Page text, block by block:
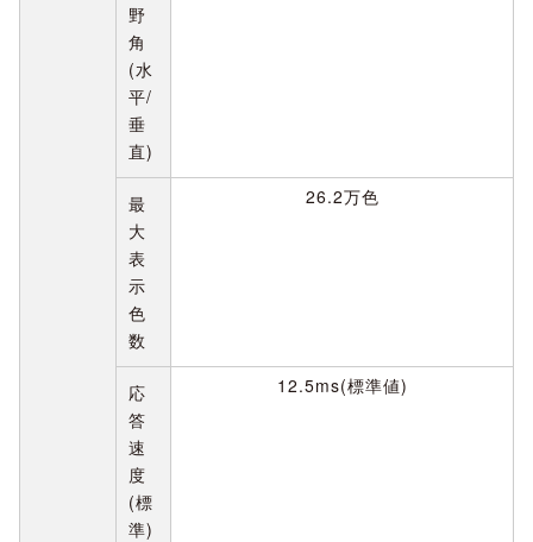
野
角
(水
平/
垂
直)
最
大
表
示
色
数
26.2万色
応
答
速
度
(標
準)
12.5ms(標準値)